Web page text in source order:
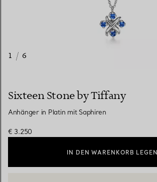
1 / 6
Sixteen Stone by Tiffany
Anhänger in Platin mit Saphiren
€ 3.250
IN DEN WARENKORB LEGEN